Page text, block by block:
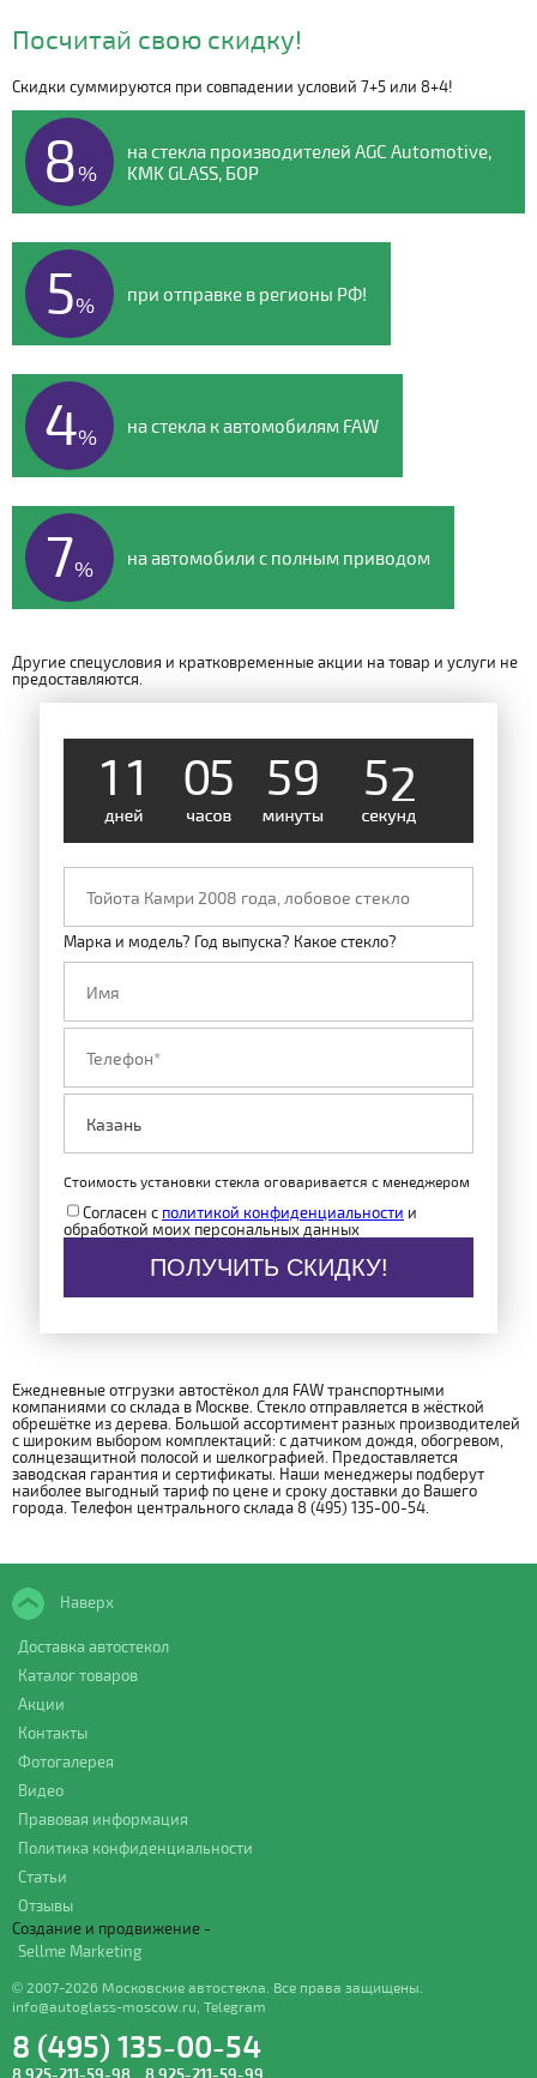
Видео о компании
Посчитай свою скидку!
Скидки суммируются при совпадении условий 7+5 или 8+4!
8%
на стекла производителей AGC Automotive,
KMK GLASS, БОР
5% при отправке в регионы РФ!
4% на стекла к автомобилям FAW
7% на автомобили с полным приводом
Другие спецусловия и кратковременные акции на товар и услуги не
предоставляются.
1 1 05 59 51
Марка и модель? Год выпуска? Какое стекло?
Стоимость установки стекла оговаривается с менеджером
Согласен с политикой конфиденциальности и
обработкой моих персональных данных
ПОЛУЧИТЬ СКИДКУ!
Ежедневные отгрузки автостёкол для FAW транспортными
компаниями со склада в Москве. Стекло отправляется в жёсткой
обрешётке из дерева. Большой ассортимент разных производителей
с широким выбором комплектаций: с датчиком дождя, обогревом,
солнцезащитной полосой и шелкографией. Предоставляется
заводская гарантия и сертификаты. Наши менеджеры подберут
наиболее выгодный тариф по цене и сроку доставки до Вашего
города. Телефон центрального склада 8 (495) 135-00-54.
Наверх
Доставка автостекол
Каталог товаров
Акции
Контакты
Фотогалерея
Видео
Правовая информация
Политика конфиденциальности
Статьи
Отзывы
Создание и продвижение -
Sellme Marketing
© 2007-2026 Московские автостекла. Все права защищены.
info@autoglass-moscow.ru Telegram
8 (495) 135-00-54